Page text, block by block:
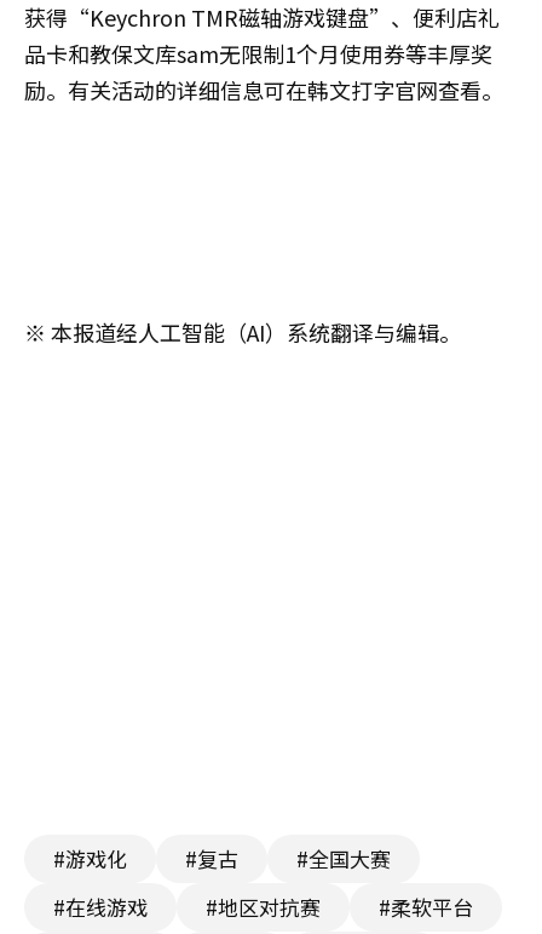
获得“Keychron TMR磁轴游戏键盘”、便利店礼
品卡和教保文库sam无限制1个月使用券等丰厚奖
励。有关活动的详细信息可在韩文打字官网查看。
※ 本报道经人工智能（AI）系统翻译与编辑。
#游戏化 #复古
#全国大赛
#在线游戏
#地区对抗赛
#柔软平台